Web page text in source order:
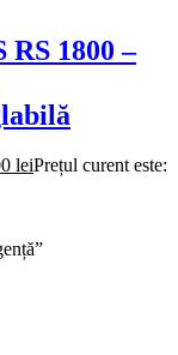
1800 –
leiPrețul curent este: